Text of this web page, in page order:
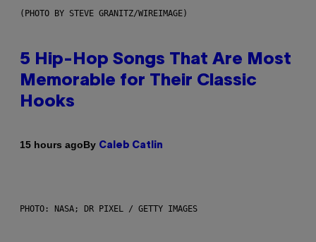
(PHOTO BY STEVE GRANITZ/WIREIMAGE)
5 Hip-Hop Songs That Are Most
Memorable for Their Classic
Hooks
15 hours agoBy Caleb Catlin
PHOTO: NASA; DR PIXEL / GETTY IMAGES